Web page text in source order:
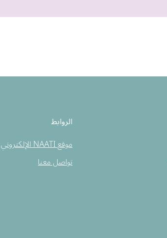
الروابط
موقع NAATI الإلكتروني
تواصل معنا